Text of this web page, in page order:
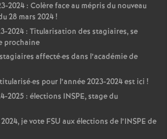
2024 : Colère face au mépris du nouveau
28 mars 2024!
2024 : Titularisation des stagiaires, se
prochaine
stagiaires affecté·es dans l’académie de
·es pour l’année 2023-2024 est ici !
2025 : élections INSPE, stage du
je vote FSU aux élections de l’INSPE de